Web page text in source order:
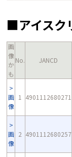
■アイスク
画
像
か
も
No. JANCD
画
像
1 4901112680271
画
像
2 4901112680257